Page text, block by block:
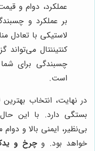
عملکرد، دوام و
بر عملکرد و
لاستیکی با تعادل
کنتیننتال می‌تواند
چسبندگی برای شما
است.
در نهایت، انتخاب
بستگی دارد. با این
بی‌نظیر، ایمنی بالا و
خواهد بود. وچرخ و